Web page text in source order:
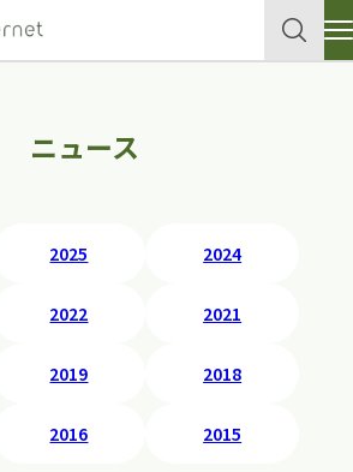
クラウド
セキュリティ
ネットワーク
メールサービス
ホスティングサービス
企業情報
導入事例
テックブログ
個人向けサイトはこちら
ニュース
2025 2024
2022 2021
2019 2018
2016 2015